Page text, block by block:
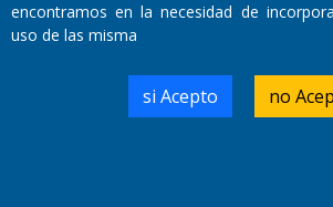
Domicilio Legal: José Ingenieros 855,
Número de Registro DNDA:
RL-2019-55551274-APN-DNDA#MJ
encontramos en la necesidad de
uso de las misma
si Acepto no